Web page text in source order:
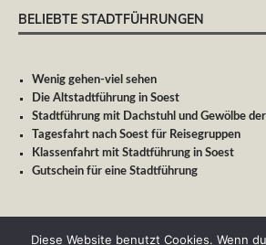
BELIEBTE STADTFÜHRUNGEN
Wenig gehen-viel sehen
Die Altstadtführung in Soest
Stadtführung mit Dachstuhl und Gewölbe
Tagesfahrt nach Soest für Reisegruppen
Klassenfahrt mit Stadtführung in Soest
Gutschein für eine Stadtführung
Diese Website benutzt Cookies. Wenn